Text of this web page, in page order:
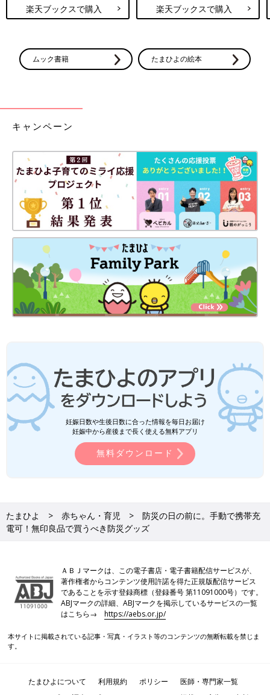
手回しラジオなのでその名の通り、このように手回しでラジオを
充電できます。例えば、手回し充電を15分間すると、ラジオが約
こないよりは、だいぶ気持ちが落ち着きます。もちろん乾電池が
あれば、乾電池での使用も可能です。
また、ラジオの機能だけでなく、時計や携帯電話の充電機能も付
いているので、停電などで携帯の充電ができないときにも便利。
ラジオで情報を手に入れる手段と、携帯で連絡をとる手段、大切
な２つのライフラインを確保できます。
災害が起こらないことに越したことはないですが、時と場所とタ
イミングを選べないのが事実。筆者は台風による停電を3日間経
験したことがありますが、数日電気が使えないというだけで不安
とストレスが溜まってしまうことを痛感しました。“備え合えば
憂いなし”、事前に準備をしておけば、いざという時に役立ちま
の日をきっかけに、1年に一度は非常用バッグの中身を
見直してください。そして災害が起きた時、家族はどのように行
無印良品
楽天ブックスで購入 楽天ブックスで購入
ムック書籍 たまひよの絵本
キャンペーン
妊娠日数や生後日数に合った情報を毎日お届け
妊娠中から産後まで長く使える無料アプリ
無料ダウンロード
たまひよ 赤ちゃん・育児
防災の日の前に。手動で携帯充
電可！無印良品で買うべき防災グッズ
ＡＢＪマークは、この電子書店・電子書籍配信サービスが、
著作権者からコンテンツ使用許諾を得た正規版配信サービス
であることを示す登録商標（登録番号 第11091000号）です。
ABJマークの詳細、ABJマークを掲示しているサービスの一覧
はこちら→https://aebs.or.jp/
本サイトに掲載されている記事・写真・イラスト等のコンテンツの無断転載を禁じま
す。
たまひよについて 利用規約 ポリシー
医師・専門家一覧